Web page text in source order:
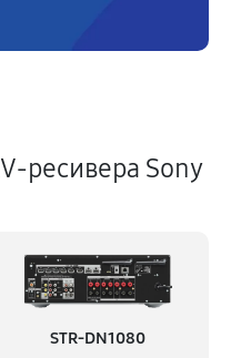
ресивера Sony
STR-DN1080